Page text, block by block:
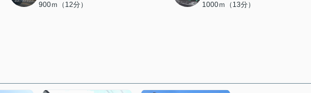
900ｍ（12分） 1000ｍ（13分）